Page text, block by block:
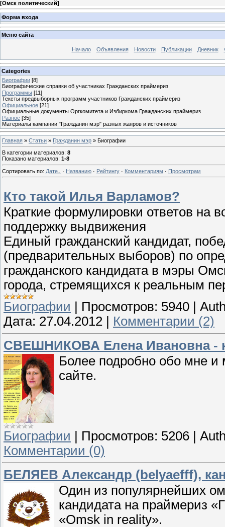
[Омск политический]
Форма входа
Меню сайта
Начало Объявления Новости Публикации Дневник
Categories
Биографии [8]
Биографические справки об участниках Гражданских праймериз
Программы [11]
Тексты предвыборных программ участников Гражданских праймериз
Официальное [21]
Официальные документы Оргкомитета и Избиркома Гражданских праймериз
Разное [35]
Материалы кампании "Гражданин мэр" разных жанров и источников
Главная » Статьи » Гражданин мэр » Биографии
В категории материалов: 8
Показано материалов: 1-8
Сортировать по: Дате · Названию · Рейтингу · Комментариям · Просмотрам
Кто такой Илья Варламов?
Краткие формулировки ответов на
поддержку выдвижения
Единый гражданский кандидат,
(предварительных выборов) по
гражданского кандидата в мэры
города, стремящихся к реальным
Биографии
Просмотров: 5940
Дата: 27.04.2012
Комментарии (2)
СВЕШНИКОВА Елена Ивановна -
Более подробно обо мне
сайте.
Биографии | Просмотров: 5206 |
Комментарии (0)
БЕЛЯЕВ Александр (belyaefff),
Один из популярнейших
кандидата на праймериз
«Omsk in reality».